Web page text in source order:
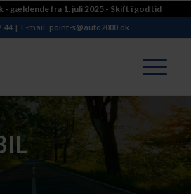
gældende fra 1. juli 2025 - Skift i god tid
44| E-mail: point-s@auto2000.dk